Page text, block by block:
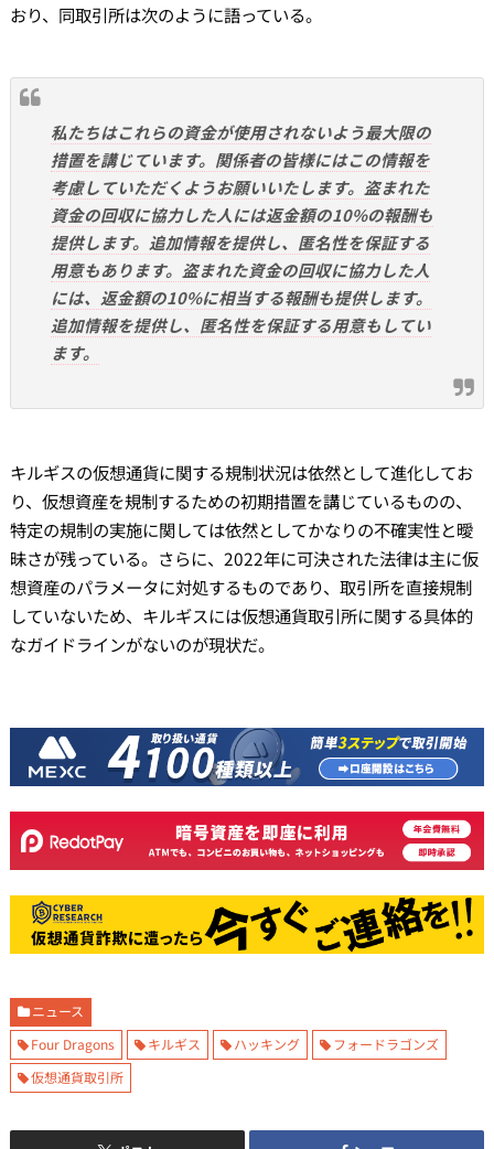
おり、同取引所は次のように語っている。
私たちはこれらの資金が使用されないよう最大限の
措置を講じています。関係者の皆様にはこの情報を
考慮していただくようお願いいたします。盗まれた
資金の回収に協力した人には返金額の10%の報酬も
提供します。追加情報を提供し、匿名性を保証する
用意もあります。盗まれた資金の回収に協力した人
には、返金額の10%に相当する報酬も提供します。
追加情報を提供し、匿名性を保証する用意もしてい
ます。
キルギスの仮想通貨に関する規制状況は依然として進化してお
り、仮想資産を規制するための初期措置を講じているものの、
特定の規制の実施に関しては依然としてかなりの不確実性と曖
昧さが残っている。さらに、2022年に可決された法律は主に仮
想資産のパラメータに対処するものであり、取引所を直接規制
していないため、キルギスには仮想通貨取引所に関する具体的
なガイドラインがないのが現状だ。
ニュース
Four Dragons
キルギス ハッキング
フォードラゴンズ
仮想通貨取引所